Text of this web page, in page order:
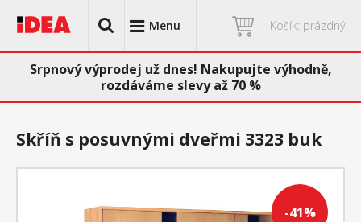
Menu Košík: prázdný
Srpnový výprodej už dnes! Nakupujte výhodně,
rozdáváme slevy až 70 %
-41%
Skříň s posuvnými dveřmi 3323 buk